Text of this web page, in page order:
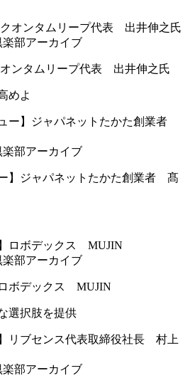
楽部アーカイブ
オンタムリープ代表 出井伸之氏
めよ
楽部アーカイブ
】ジャパネットたかた創業者 髙
楽部アーカイブ
ボデックス MUJIN
選択肢を提供
楽部アーカイブ